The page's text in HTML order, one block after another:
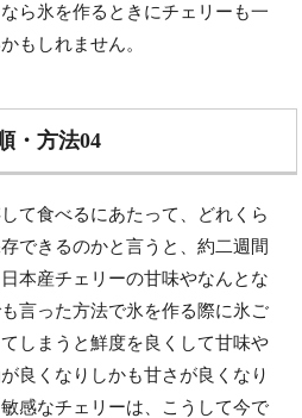
ら氷を作るときにチェリーも一
もしれません。
・方法04
て食べるにあたって、どれくら
できるのかと言うと、約二週間
本産チェリーの甘味やなんとな
言った方法で氷を作る際に氷ご
しまうと鮮度を良くして甘味や
良くなりしかも甘さが良くなり
感なチェリーは、こうして今で